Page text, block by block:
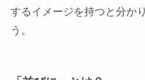
するイメージを持つと分か
う。